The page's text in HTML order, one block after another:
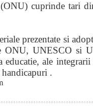
cuprinde tari
prezentate si
ONU, UNESCO si
educatie, ale
.